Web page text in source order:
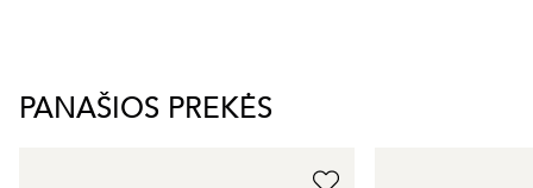
PANAŠIOS PREKĖS